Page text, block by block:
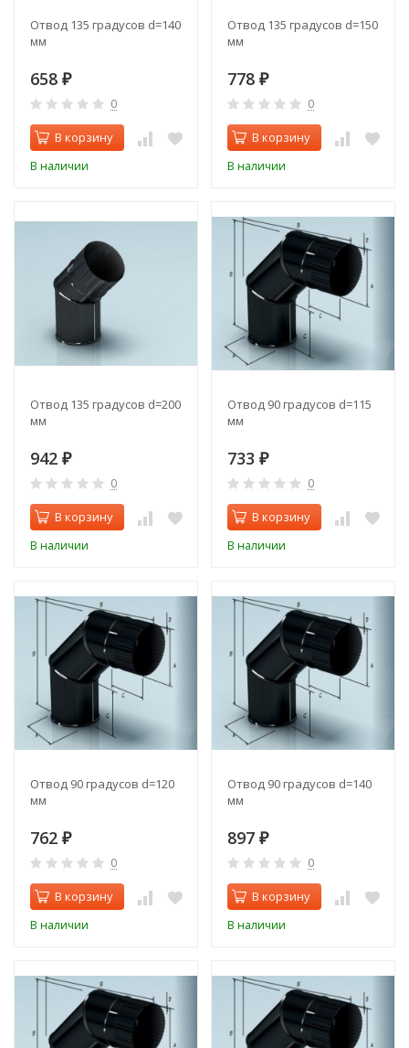
Отвод 135 градусов d=140
мм
658 ₽
0
В корзину
В наличии
Отвод 135 градусов d=150
мм
778 ₽
0
В корзину
В наличии
Отвод 135 градусов d=200
мм
942 ₽
0
В корзину
В наличии
Отвод 90 градусов d=115
мм
733 ₽
0
В корзину
В наличии
Отвод 90 градусов d=120
мм
762 ₽
0
В корзину
В наличии
Отвод 90 градусов d=140
мм
897 ₽
0
В корзину
В наличии